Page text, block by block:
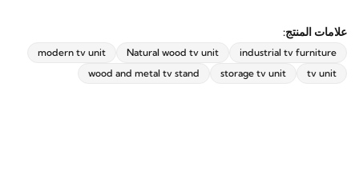
علامات المنتج:
industrial tv furniture
Natural wood tv unit
modern tv unit
tv unit
storage tv unit
wood and metal tv stand